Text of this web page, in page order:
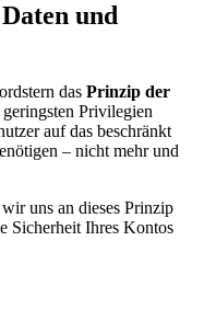
und
das Prinzip der
Privilegien
auf das beschränkt
– nicht mehr und
uns an dieses Prinzip
Sicherheit Ihres Kontos